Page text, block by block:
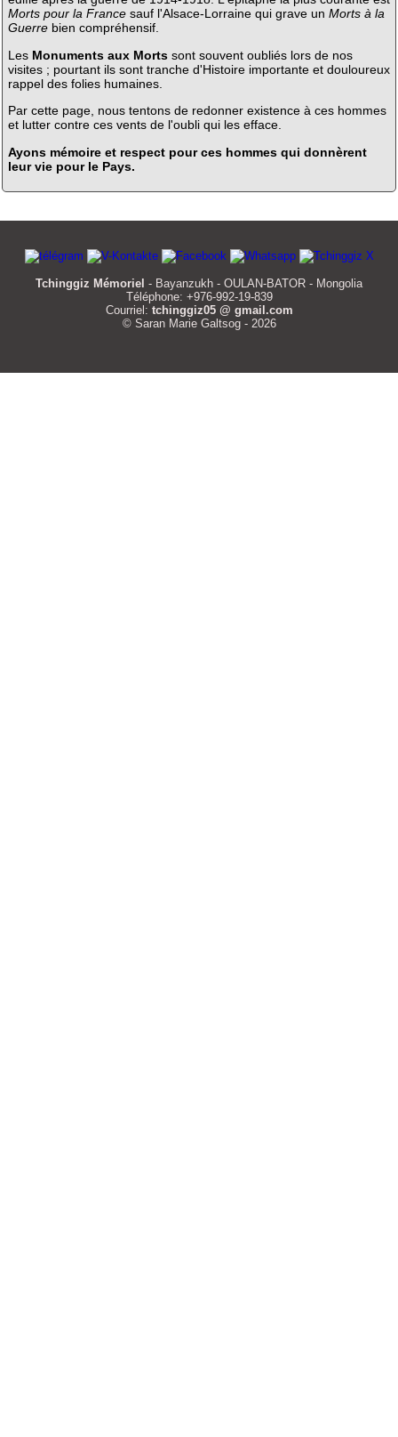
Morts pour la Francesauf l'Alsace-Lorraine qui grave un Morts à la
Guerrebien compréhensif.
Les Monuments aux Mortssont souvent oubliés lors de nos
visites ; pourtant ils sont tranche d'Histoire importante et douloureux
rappel des folies humaines.
Par cette page, nous tentons de redonner existence à ces hommes
et lutter contre ces vents de l'oubli qui les efface.
Ayons mémoire et respect pour ces hommes qui donnèrent
leur vie pour le Pays.
Tchinggiz Mémoriel - Bayanzukh - OULAN-BATOR - Mongolia
Téléphone: +976-992-19-839
Courriel: tchinggiz05 @ gmail.com
© Saran Marie Galtsog - 2026